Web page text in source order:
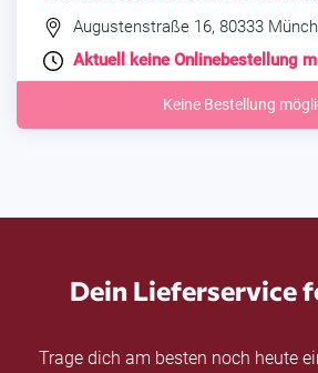
Augustenstraße 16, 80333
Aktuell keine Onlinebestellung
Keine Bestellung
Dein Lieferservice
Trage dich am besten noch heute